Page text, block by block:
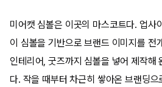
미어캣 심볼은 이곳의 마스코트다. 업사
이 심볼을 기반으로 브랜드 이미지를 전
인테리어, 굿즈까지 심볼을 넣어 제작해
다. 작을 때부터 차근히 쌓아온 브랜딩